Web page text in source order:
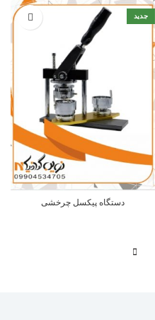
جدید
دستگاه پیکسل چرخشی